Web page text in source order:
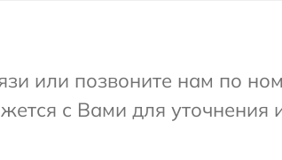
или позвоните нам по
с Вами для